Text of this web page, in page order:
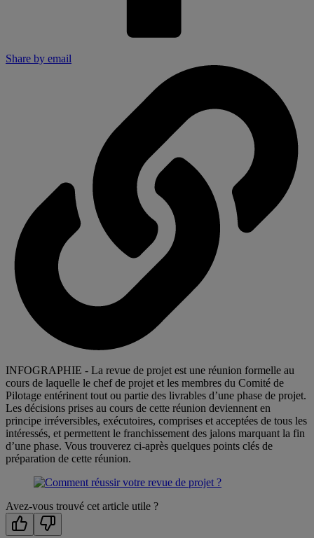
Share by email
INFOGRAPHIE - La revue de projet est une réunion formelle au
cours de laquelle le chef de projet et les membres du Comité de
Pilotage entérinent tout ou partie des livrables d’une phase de projet.
Les décisions prises au cours de cette réunion deviennent en
principe irréversibles, exécutoires, comprises et acceptées de tous les
intéressés, et permettent le franchissement des jalons marquant la fin
d’une phase. Vous trouverez ci-après quelques points clés de
préparation de cette réunion.
Avez-vous trouvé cet article utile ?